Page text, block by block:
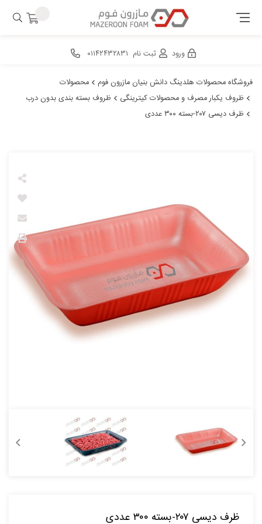
ورود ثبت نام ۰۱۱۴۲۴۳۲۸۳۱
فروشگاه محصولات هلدینگ دانش بنیان مازرون فوم
محصولات
ظروف یکبار مصرف و محصولات کیترینگی
ظروف بسته بندی بدون درب
ظرف دیسی ۲۰۷-بسته ۳۰۰ عددی
ظرف دیسی ۲۰۷-بسته ۳۰۰ عددی